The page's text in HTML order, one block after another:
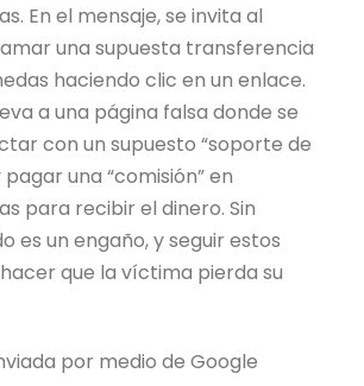
En el mensaje, se invita al
una supuesta transferencia
haciendo clic en un enlace.
a una página falsa donde se
con un supuesto “soporte de
una “comisión” en
para recibir el dinero. Sin
es un engaño, y seguir estos
que la víctima pierda su
por medio de Google